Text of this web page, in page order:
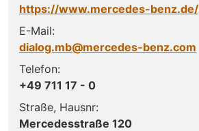
https://www.mercedes-benz.de/
E-Mail:
dialog.mb@mercedes-benz.com
Telefon:
+49 711 17 - 0
Straße, Hausnr:
Mercedesstraße 120